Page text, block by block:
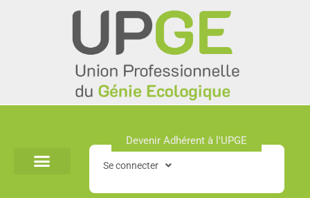
Devenir Adhérent à l'UPGE​
Se connecter